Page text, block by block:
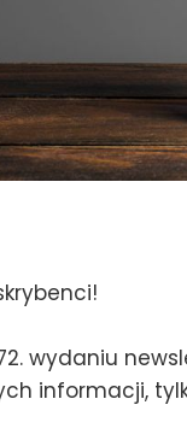
wydaniu
informacji,